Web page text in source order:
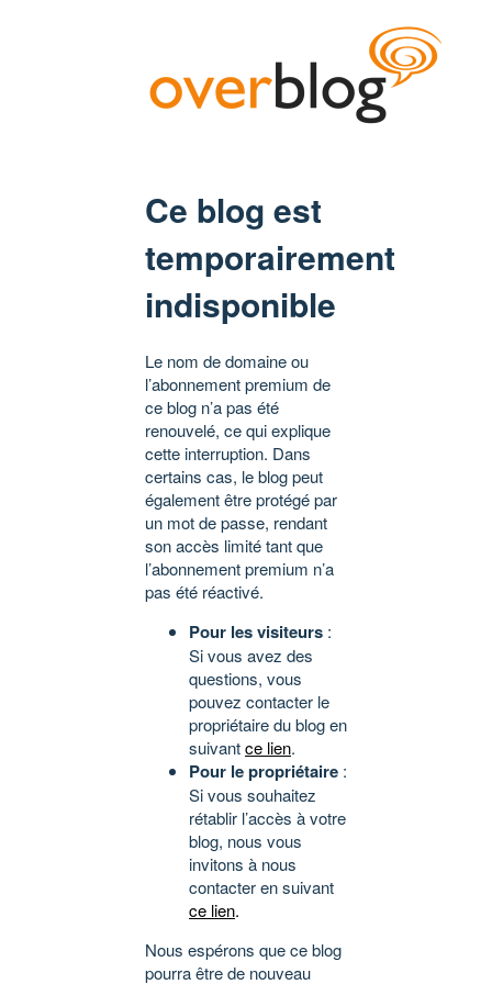
Ce blog est
temporairement
indisponible
Le nom de domaine ou
l’abonnement premium de
ce blog n’a pas été
renouvelé, ce qui explique
cette interruption. Dans
certains cas, le blog peut
également être protégé par
un mot de passe, rendant
son accès limité tant que
l’abonnement premium n’a
pas été réactivé.
Pour les visiteurs :
Si vous avez des
questions, vous
pouvez contacter le
propriétaire du blog en
suivantce lien.
Pour le propriétaire :
Si vous souhaitez
rétablir l’accès à votre
blog, nous vous
invitons à nous
contacter en suivant
ce lien.
Nous espérons que ce blog
pourra être de nouveau